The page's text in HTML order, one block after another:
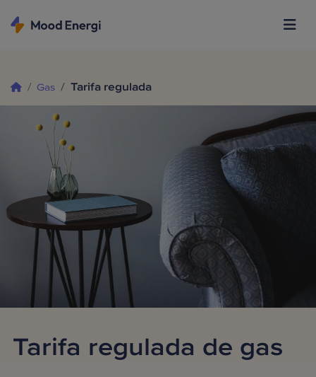
Gas Tarifa regulada
Tarifa regulada de gas